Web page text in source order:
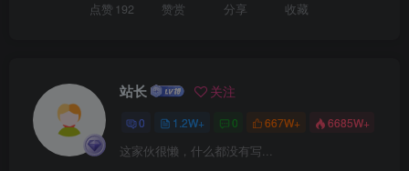
点赞 192 赞赏 分享 收藏
站长 关注
0 1.2W+ 0 667W+ 6685W+
这家伙很懒，什么都没有写...